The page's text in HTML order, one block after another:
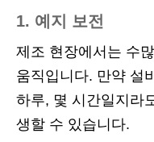
1. 예지 보전
제조 현장에서는 수
움직입니다. 만약 설
하루, 몇 시간일지라
생할 수 있습니다.